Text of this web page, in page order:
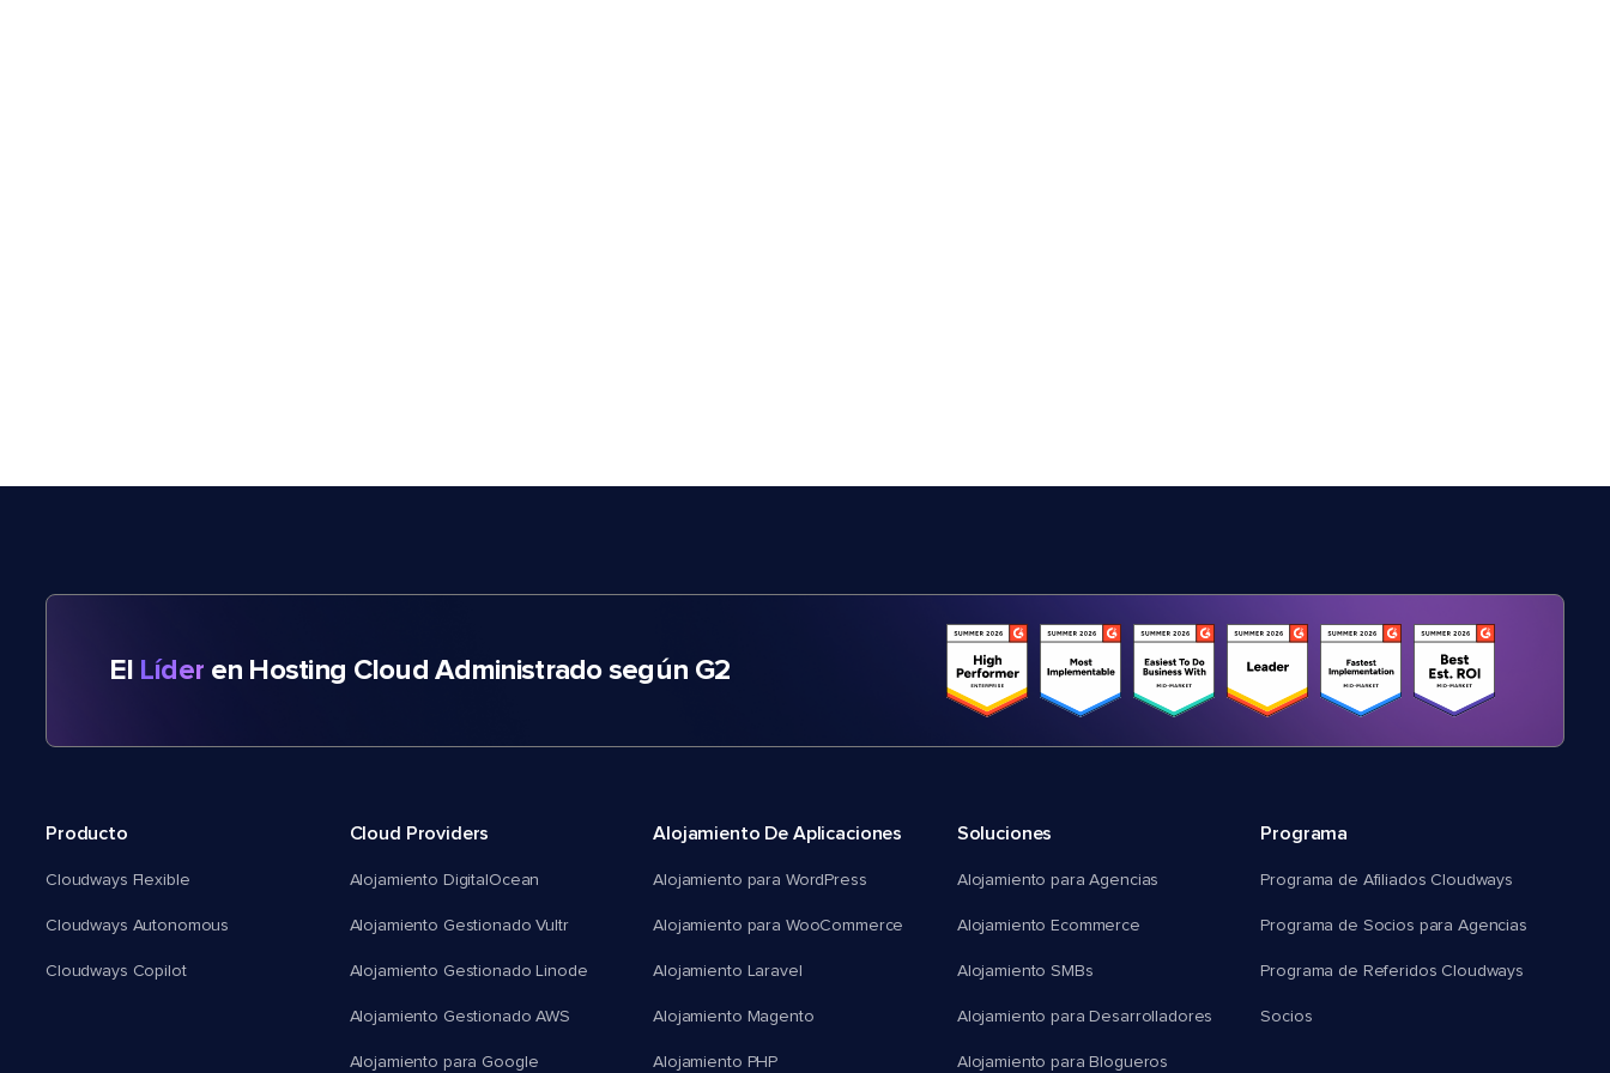
El Líder en Hosting Cloud Administrado según G2
Producto
Cloudways Flexible
Cloudways Autonomous
Cloudways Copilot
Cloud Providers
Alojamiento DigitalOcean
Alojamiento Gestionado Vultr
Alojamiento Gestionado Linode
Alojamiento Gestionado AWS
Alojamiento para Google
Alojamiento De Aplicaciones
Alojamiento para WordPress
Alojamiento para WooCommerce
Alojamiento Laravel
Alojamiento Magento
Alojamiento PHP
Soluciones
Alojamiento para Agencias
Alojamiento Ecommerce
Alojamiento SMBs
Alojamiento para Desarrolladores
Alojamiento para Blogueros
Programa
Programa de Afiliados Cloudways
Programa de Socios para Agencias
Programa de Referidos Cloudways
Socios